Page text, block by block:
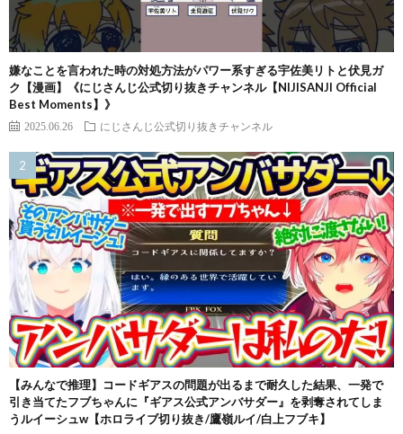
嫌なことを言われた時の対処方法がパワー系すぎる宇佐美リトと伏見ガ
ク【漫画】《にじさんじ公式切り抜きチャンネル【NIJISANJI Official
Best Moments】》
2025.06.26 にじさんじ公式切り抜きチャンネル
【みんなで推理】コードギアスの問題が出るまで耐久した結果、一発で
引き当てたフブちゃんに『ギアス公式アンバサダー』を剥奪されてしま
うルイーシュw【ホロライブ切り抜き/鷹嶺ルイ/白上フブキ】